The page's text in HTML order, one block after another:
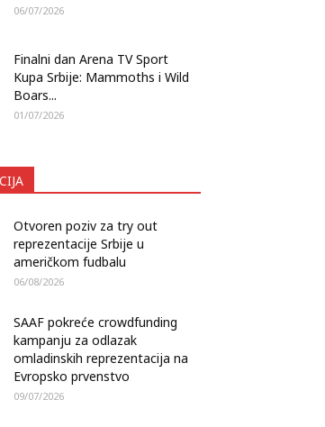
06/07/2026
Finalni dan Arena TV Sport
Kupa Srbije: Mammoths i Wild
Boars...
01/07/2026
Otvoren poziv za try out
reprezentacije Srbije u
američkom fudbalu
06/08/2026
SAAF pokreće crowdfunding
kampanju za odlazak
omladinskih reprezentacija na
Evropsko prvenstvo
09/07/2026